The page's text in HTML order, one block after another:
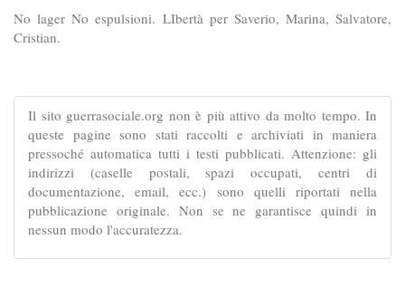
No lager No espulsioni. LIbertà per Saverio, Marina, Salvatore,
Cristian.
Il sito guerrasociale.org non è più attivo da molto tempo. In
queste pagine sono stati raccolti e archiviati in maniera
pressoché automatica tutti i testi pubblicati. Attenzione: gli
indirizzi (caselle postali, spazi occupati, centri di
documentazione, email, ecc.) sono quelli riportati nella
pubblicazione originale. Non se ne garantisce quindi in
nessun modo l'accuratezza.